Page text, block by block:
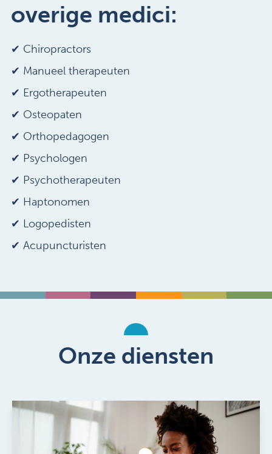
overige medici:
✔ Chiropractors
✔ Manueel therapeuten
✔ Ergotherapeuten
✔ Osteopaten
✔ Orthopedagogen
✔ Psychologen
✔ Psychotherapeuten
✔ Haptonomen
✔ Logopedisten
✔ Acupuncturisten
Onze diensten